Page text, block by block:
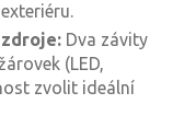
Dva závity
(LED,
zvolit ideální